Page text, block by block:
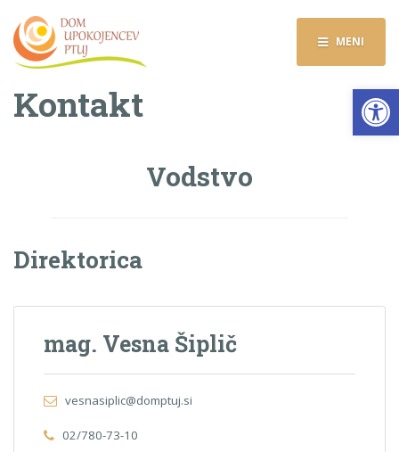
MENI
Kontakt
Vodstvo
Direktorica
mag. Vesna Šiplič
vesnasiplic@domptuj.si
02/780-73-10